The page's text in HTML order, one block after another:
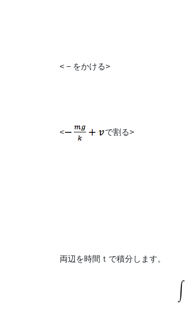
< − をかける>
< で割る>
両辺を時間ｔで積分します。